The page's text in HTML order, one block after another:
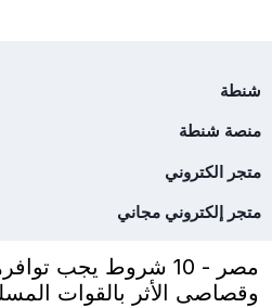
شنطة
منصة شنطة
متجر الكتروني
متجر إلكتروني مجاني
مصر - 10 شروط يجب
وقصاصى الأثر بالقوات